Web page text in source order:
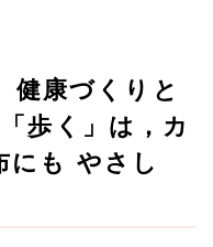
健康づくりと
歩く」は，カ
にも やさし